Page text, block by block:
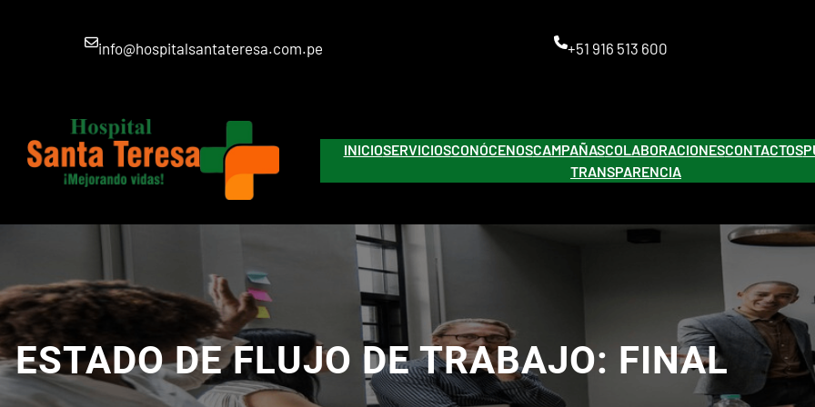
info@hospitalsantateresa.com.pe +51 916 513 600
INICIOSERVICIOSCONÓCENOSCAMPAÑASCOLABORACIONESCONTACTOS
TRANSPARENCIA
ESTADO DE FLUJO DE TRABAJO: FINAL